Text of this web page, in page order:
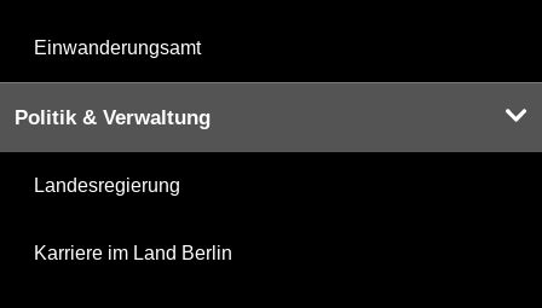
Einwanderungsamt
Politik & Verwaltung
Landesregierung
Karriere im Land Berlin